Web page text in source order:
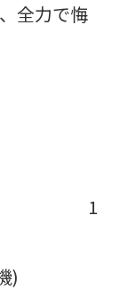
全力で悔
化学 1
無機)